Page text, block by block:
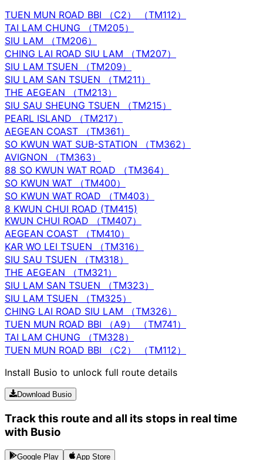
TUEN MUN ROAD BBI （C2） （TM112）
TAI LAM CHUNG （TM205）
SIU LAM （TM206）
CHING LAI ROAD SIU LAM （TM207）
SIU LAM TSUEN （TM209）
SIU LAM SAN TSUEN （TM211）
THE AEGEAN （TM213）
SIU SAU SHEUNG TSUEN （TM215）
PEARL ISLAND （TM217）
AEGEAN COAST （TM361）
SO KWUN WAT SUB-STATION （TM362）
AVIGNON （TM363）
88 SO KWUN WAT ROAD （TM364）
SO KWUN WAT （TM400）
SO KWUN WAT ROAD （TM403）
8 KWUN CHUI ROAD (TM415)
KWUN CHUI ROAD （TM407）
AEGEAN COAST （TM410）
KAR WO LEI TSUEN （TM316）
SIU SAU TSUEN （TM318）
THE AEGEAN （TM321）
SIU LAM SAN TSUEN （TM323）
SIU LAM TSUEN （TM325）
CHING LAI ROAD SIU LAM （TM326）
TUEN MUN ROAD BBI （A9） （TM741）
TAI LAM CHUNG （TM328）
TUEN MUN ROAD BBI （C2） （TM112）
Install Busio to unlock full route details
Download Busio
Track this route and all its stops in real time
with Busio
Google Play App Store